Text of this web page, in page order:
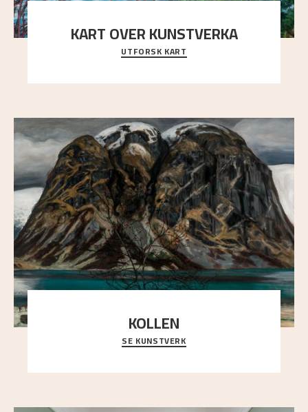
KART OVER KUNSTVERKA
Utforsk stedene og utsiktene i Astrups malerier
UTFORSK KART
KOLLEN
Et ruvende fjell dominerer bildeflaten, og står i
sterk kontrast til det spinkle rognetreet ute
SE KUNSTVERK